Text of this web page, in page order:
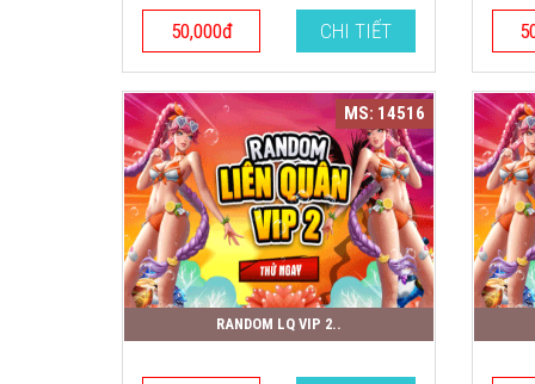
50,000đ CHI TIẾT
MS: 14516
RANDOM LQ VIP 2..